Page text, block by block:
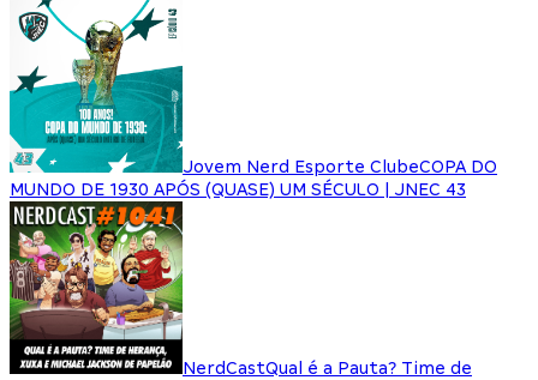
Jovem Nerd Esporte ClubeCOPA DO
MUNDO DE 1930 APÓS (QUASE) UM SÉCULO | JNEC 43
NerdCastQual é a Pauta? Time de